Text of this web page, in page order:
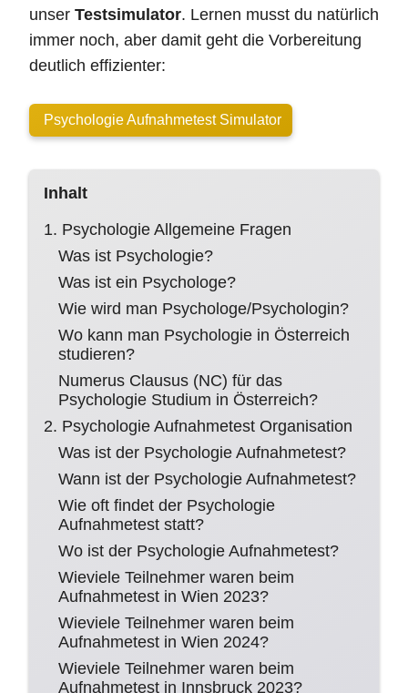
unser Testsimulator. Lernen musst du natürlich
immer noch, aber damit geht die Vorbereitung
deutlich effizienter:
Psychologie Aufnahmetest Simulator
Inhalt
1. Psychologie Allgemeine Fragen
Was ist Psychologie?
Was ist ein Psychologe?
Wie wird man Psychologe/Psychologin?
Wo kann man Psychologie in Österreich
studieren?
Numerus Clausus (NC) für das
Psychologie Studium in Österreich?
2. Psychologie Aufnahmetest Organisation
Was ist der Psychologie Aufnahmetest?
Wann ist der Psychologie Aufnahmetest?
Wie oft findet der Psychologie
Aufnahmetest statt?
Wo ist der Psychologie Aufnahmetest?
Wieviele Teilnehmer waren beim
Aufnahmetest in Wien 2023?
Wieviele Teilnehmer waren beim
Aufnahmetest in Wien 2024?
Wieviele Teilnehmer waren beim
Aufnahmetest in Innsbruck 2023?